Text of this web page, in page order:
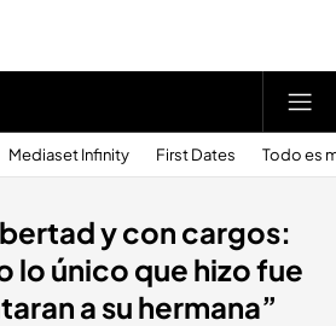
Mediaset Infinity First Dates Todo es
y con cargos:
lo único que hizo fue
a su hermana”